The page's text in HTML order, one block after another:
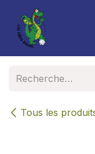
Se rendre au
Tous les